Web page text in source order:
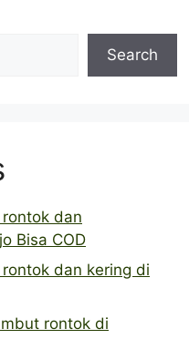
Search
dan
Bisa COD
dan kering di
rontok di